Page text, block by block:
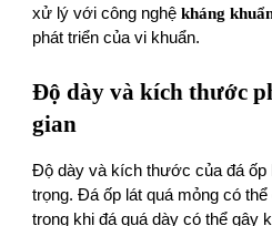
xử lý với công nghệkháng
phát triển của vi khuẩn.
Độ dày và kích thước
gian
Độ dày và kích thước của đá ốp
trọng. Đá ốp lát quá mỏng có
trong khi đá quá dày có thể gây